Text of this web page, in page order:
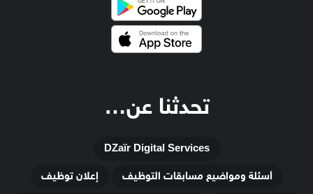
تحدثنا عن…
DZaïr Digital Services
أسئلة ومواضيع مسابقات التوظيف
إعلان توظيف